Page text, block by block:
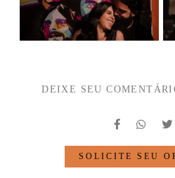
DEIXE SEU
SOLICITE SEU